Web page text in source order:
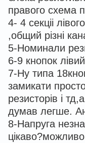
правого схема
4- 4 секціі
,общий різні
5-Номинали
6-9 кнопок
7-Ну типа
замикати
резисторів і
думав легше.
8-Напруга